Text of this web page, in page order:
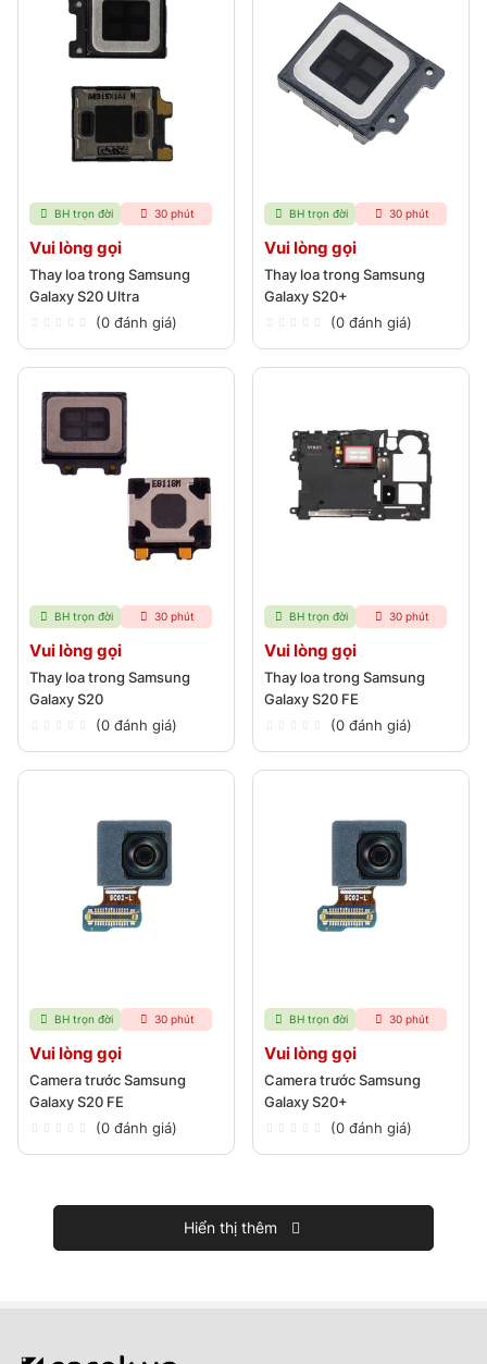
BH trọn đời 30 phút
Vui lòng gọi
Thay loa trong Samsung
Galaxy S20 Ultra
(0 đánh giá)
BH trọn đời 30 phút
Vui lòng gọi
Thay loa trong Samsung
Galaxy S20+
(0 đánh giá)
BH trọn đời 30 phút
Vui lòng gọi
Thay loa trong Samsung
Galaxy S20
(0 đánh giá)
BH trọn đời 30 phút
Vui lòng gọi
Thay loa trong Samsung
Galaxy S20 FE
(0 đánh giá)
BH trọn đời 30 phút
Vui lòng gọi
Camera trước Samsung
Galaxy S20 FE
(0 đánh giá)
BH trọn đời 30 phút
Vui lòng gọi
Camera trước Samsung
Galaxy S20+
(0 đánh giá)
Hiển thị thêm